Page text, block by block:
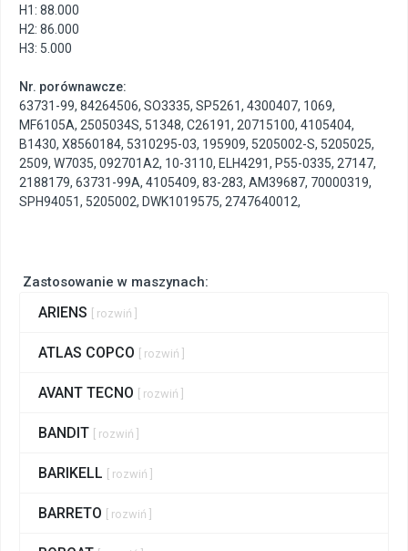
Zastosowanie w maszynach:
ARIENS [ rozwiń ]
ATLAS COPCO [ rozwiń ]
AVANT TECNO [ rozwiń ]
BANDIT [ rozwiń ]
BARIKELL [ rozwiń ]
BARRETO [ rozwiń ]
H1: 88.000
H2: 86.000
H3: 5.000
Nr. porównawcze:
63731-99, 84264506, SO3335, SP5261, 4300407, 1069,
MF6105A, 2505034S, 51348, C26191, 20715100, 4105404,
B1430, X8560184, 5310295-03, 195909, 5205002-S, 5205025,
2509, W7035, 092701A2, 10-3110, ELH4291, P55-0335, 27147,
2188179, 63731-99A, 4105409, 83-283, AM39687, 70000319,
SPH94051, 5205002, DWK1019575, 2747640012,